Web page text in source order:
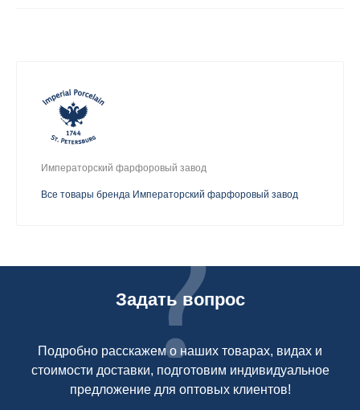
Императорский фарфоровый завод
Все товары бренда Императорский фарфоровый завод
Задать вопрос
Подробно расскажем о наших товарах, видах и
стоимости доставки, подготовим индивидуальное
предложение для оптовых клиентов!